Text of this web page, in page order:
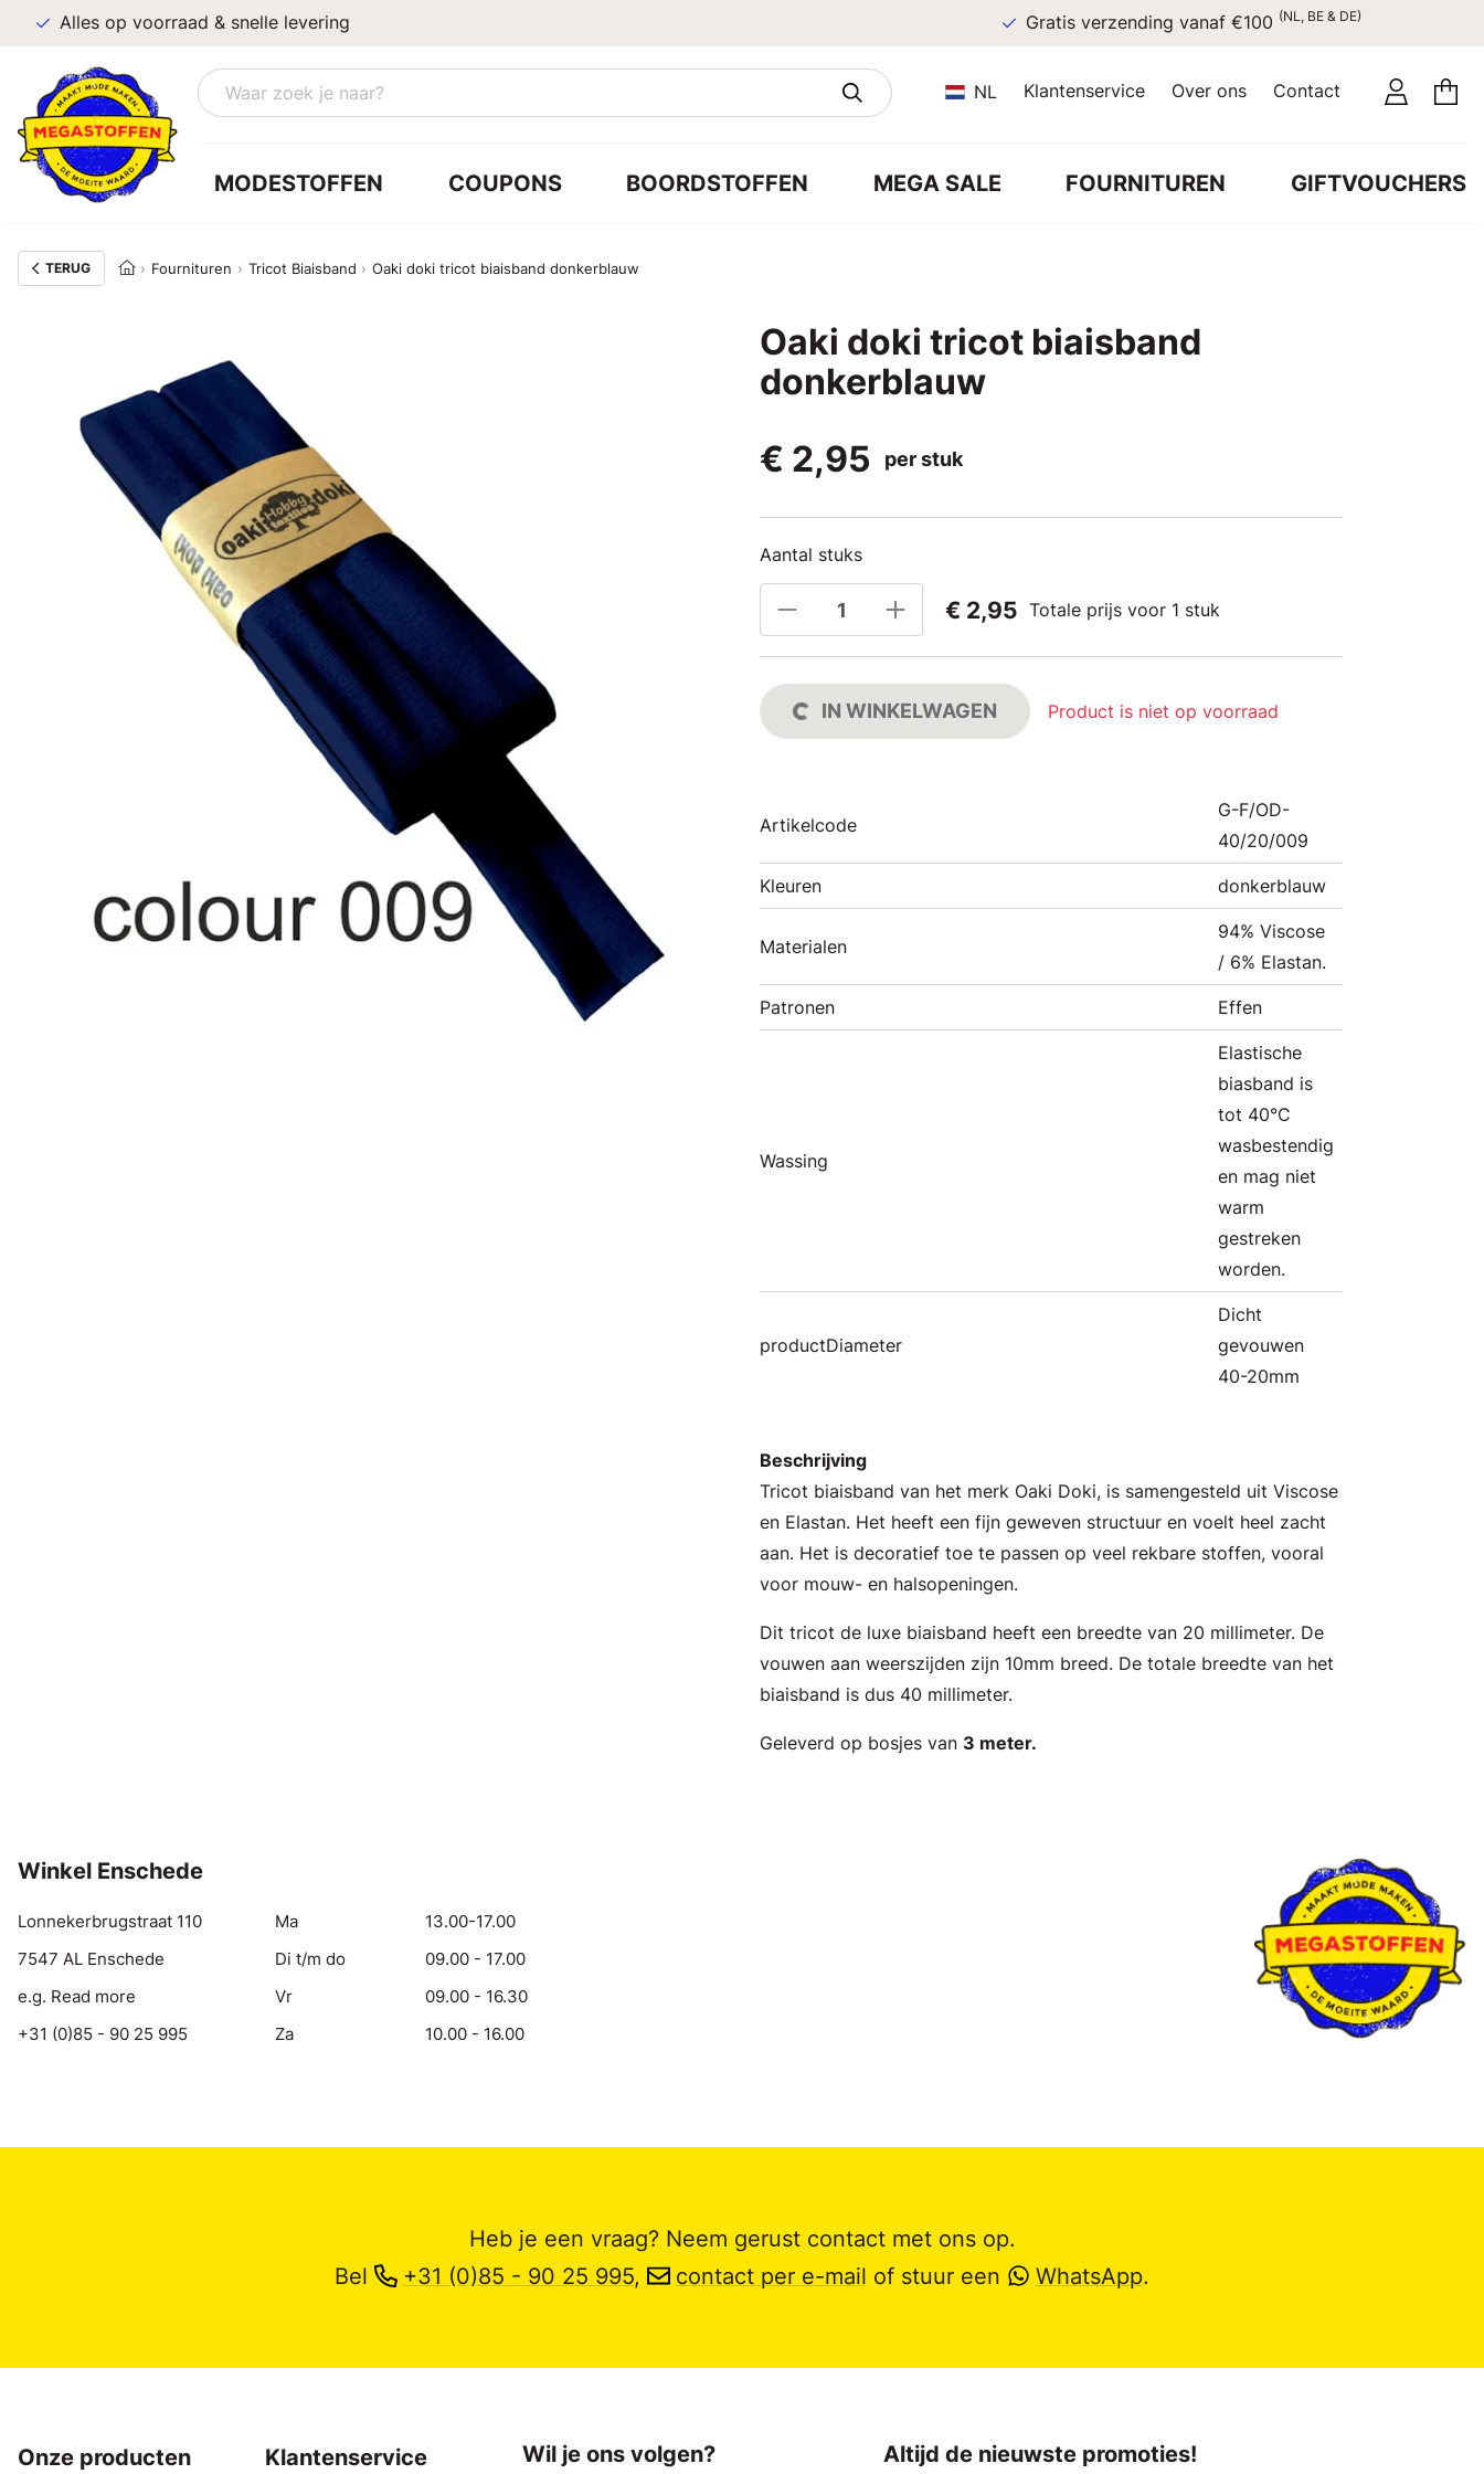
Alles op voorraad & snelle levering Gratis verzending vanaf €100 (NL, BE & DE)
NL Klantenservice Over ons Contact
MODESTOFFEN COUPONS BOORDSTOFFEN MEGA SALE FOURNITUREN GIFTVOUCHERS
TERUG Fournituren Tricot Biaisband Oaki doki tricot biaisband donkerblauw
Oaki doki tricot biaisband
donkerblauw
€ 2,95
per stuk
Aantal stuks
€ 2,95 Totale prijs voor 1 stuk
IN WINKELWAGEN Product is niet op voorraad
Artikelcode
G-F/OD-
40/20/009
Kleuren donkerblauw
Materialen
94% Viscose
/ 6% Elastan.
Patronen Effen
Wassing
Elastische
biasband is
tot 40°C
wasbestendig
en mag niet
warm
gestreken
worden.
productDiameter
Dicht
gevouwen
40-20mm
Beschrijving
Tricot biaisband van het merk Oaki Doki, is samengesteld uit Viscose
en Elastan. Het heeft een fijn geweven structuur en voelt heel zacht
aan. Het is decoratief toe te passen op veel rekbare stoffen, vooral
voor mouw- en halsopeningen.
Dit tricot de luxe biaisband heeft een breedte van 20 millimeter. De
vouwen aan weerszijden zijn 10mm breed. De totale breedte van het
biaisband is dus 40 millimeter.
Geleverd op bosjes van 3 meter.
Winkel Enschede
Lonnekerbrugstraat 110
7547 AL Enschede
e.g. Read more
+31 (0)85 - 90 25 995
Ma
13.00-17.00
Di t/m do
09.00 - 17.00
Vr
09.00 - 16.30
Za
10.00 - 16.00
Heb je een vraag? Neem gerust contact met ons op.
Bel
+31 (0)85 - 90 25 995, contact per e-mail of stuur een WhatsApp.
Onze producten Klantenservice Wil je ons volgen? Altijd de nieuwste promoties!